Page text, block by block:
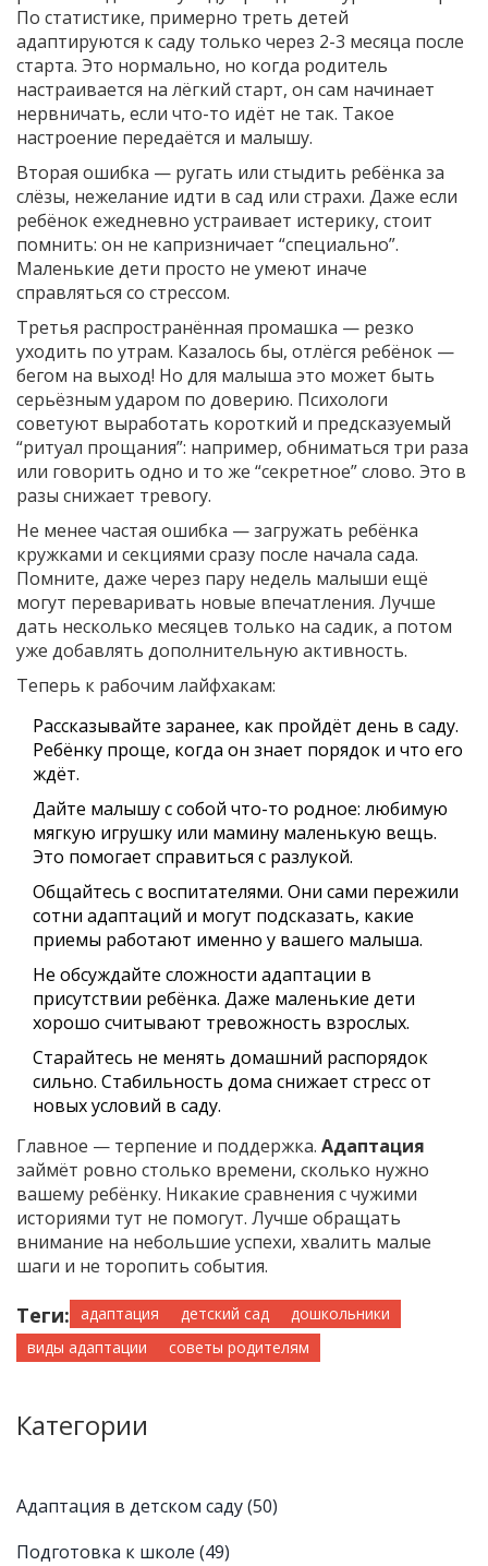
По статистике, примерно треть детей
адаптируются к саду только через 2-3 месяца после
старта. Это нормально, но когда родитель
настраивается на лёгкий старт, он сам начинает
нервничать, если что-то идёт не так. Такое
настроение передаётся и малышу.
Вторая ошибка — ругать или стыдить ребёнка за
слёзы, нежелание идти в сад или страхи. Даже если
ребёнок ежедневно устраивает истерику, стоит
помнить: он не капризничает “специально”.
Маленькие дети просто не умеют иначе
справляться со стрессом.
Третья распространённая промашка — резко
уходить по утрам. Казалось бы, отлёгся ребёнок —
бегом на выход! Но для малыша это может быть
серьёзным ударом по доверию. Психологи
советуют выработать короткий и предсказуемый
“ритуал прощания”: например, обниматься три раза
или говорить одно и то же “секретное” слово. Это в
разы снижает тревогу.
Не менее частая ошибка — загружать ребёнка
кружками и секциями сразу после начала сада.
Помните, даже через пару недель малыши ещё
могут переваривать новые впечатления. Лучше
дать несколько месяцев только на садик, а потом
уже добавлять дополнительную активность.
Теперь к рабочим лайфхакам:
Рассказывайте заранее, как пройдёт день в саду.
Ребёнку проще, когда он знает порядок и что его
ждёт.
Дайте малышу с собой что-то родное: любимую
мягкую игрушку или мамину маленькую вещь.
Это помогает справиться с разлукой.
Общайтесь с воспитателями. Они сами пережили
сотни адаптаций и могут подсказать, какие
приемы работают именно у вашего малыша.
Не обсуждайте сложности адаптации в
присутствии ребёнка. Даже маленькие дети
хорошо считывают тревожность взрослых.
Старайтесь не менять домашний распорядок
сильно. Стабильность дома снижает стресс от
новых условий в саду.
Главное — терпение и поддержка. Адаптация
займёт ровно столько времени, сколько нужно
вашему ребёнку. Никакие сравнения с чужими
историями тут не помогут. Лучше обращать
внимание на небольшие успехи, хвалить малые
шаги и не торопить события.
Теги: адаптация детский сад
дошкольники
виды адаптации
советы родителям
Категории
Адаптация в детском саду(50)
Подготовка к школе (49)